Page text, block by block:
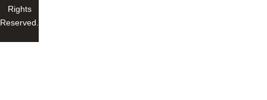
Rights
Reserved.